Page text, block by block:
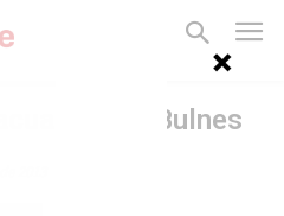
en Bulnes